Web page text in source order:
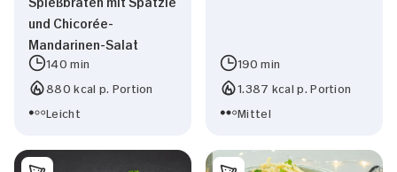
und Chicorée-
Mandarinen-Salat
140 min
880 kcal p. Portion
Leicht
190 min
1.387 kcal p. Portion
Mittel